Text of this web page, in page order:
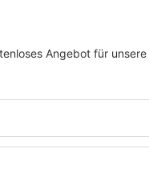
Angebot für